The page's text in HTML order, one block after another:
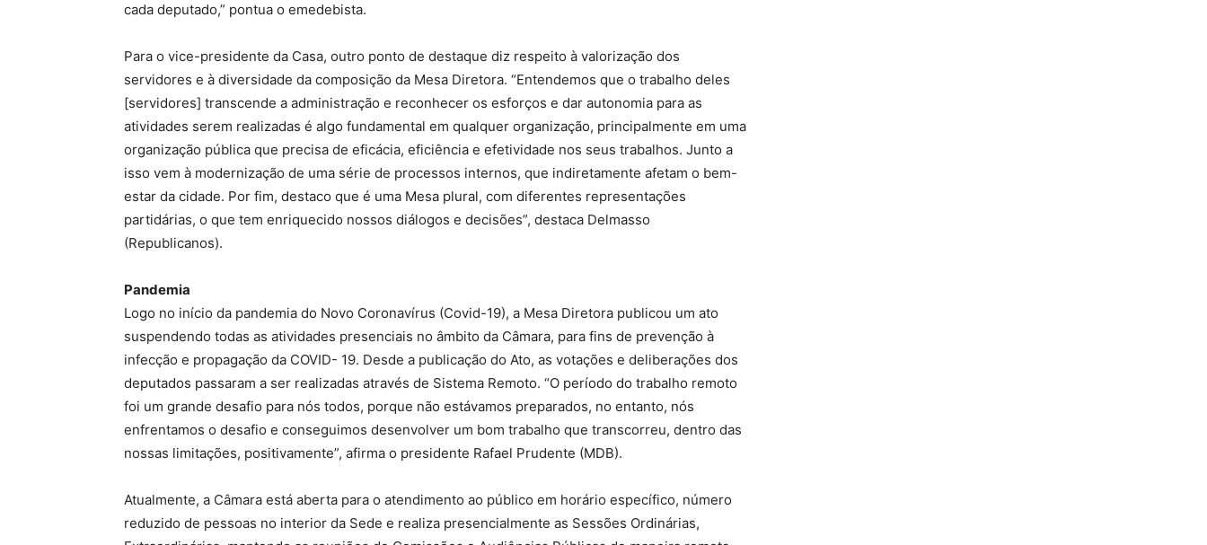
cada deputado,” pontua o emedebista.
Para o vice-presidente da Casa, outro ponto de destaque diz respeito à valorização dos
servidores e à diversidade da composição da Mesa Diretora. “Entendemos que o trabalho deles
[servidores] transcende a administração e reconhecer os esforços e dar autonomia para as
atividades serem realizadas é algo fundamental em qualquer organização, principalmente em uma
organização pública que precisa de eficácia, eficiência e efetividade nos seus trabalhos. Junto a
isso vem à modernização de uma série de processos internos, que indiretamente afetam o bem-
estar da cidade. Por fim, destaco que é uma Mesa plural, com diferentes representações
partidárias, o que tem enriquecido nossos diálogos e decisões”, destaca Delmasso
(Republicanos).
Pandemia
Logo no início da pandemia do Novo Coronavírus (Covid-19), a Mesa Diretora publicou um ato
suspendendo todas as atividades presenciais no âmbito da Câmara, para fins de prevenção à
infecção e propagação da COVID- 19. Desde a publicação do Ato, as votações e deliberações dos
deputados passaram a ser realizadas através de Sistema Remoto. “O período do trabalho remoto
foi um grande desafio para nós todos, porque não estávamos preparados, no entanto, nós
enfrentamos o desafio e conseguimos desenvolver um bom trabalho que transcorreu, dentro das
nossas limitações, positivamente”, afirma o presidente Rafael Prudente (MDB).
Atualmente, a Câmara está aberta para o atendimento ao público em horário específico, número
reduzido de pessoas no interior da Sede e realiza presencialmente as Sessões Ordinárias,